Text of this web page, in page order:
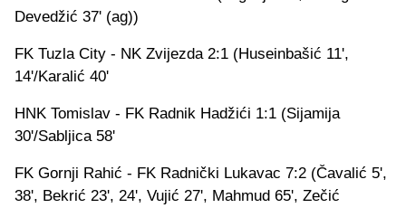
Devedžić 37' (ag))
FK Tuzla City - NK Zvijezda 2:1 (Huseinbašić 11',
14'/Karalić 40'
HNK Tomislav - FK Radnik Hadžići 1:1 (Sijamija
30'/Sabljica 58'
FK Gornji Rahić - FK Radnički Lukavac 7:2 (Čavalić 5',
38', Bekrić 23', 24', Vujić 27', Mahmud 65', Zečić